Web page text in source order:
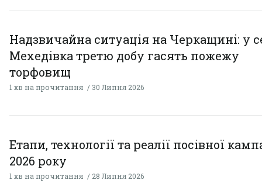
Надзвичайна ситуація на Черкащині: у
Мехедівка третю добу гасять пожежу
торфовищ
1 хв на прочитання 30 Липня 2026
Етапи, технології та реалії посівної
2026 року
1 хв на прочитання 28 Липня 2026